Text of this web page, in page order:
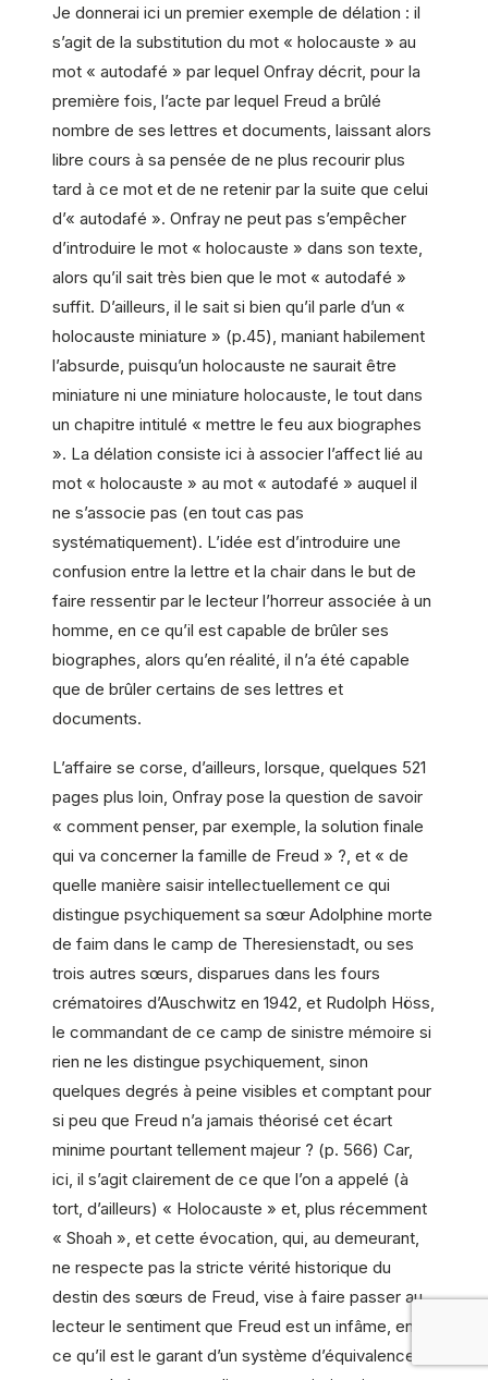
Je donnerai ici un premier exemple de délation : il
s’agit de la substitution du mot « holocauste » au
mot « autodafé » par lequel Onfray décrit, pour la
première fois, l’acte par lequel Freud a brûlé
nombre de ses lettres et documents, laissant alors
libre cours à sa pensée de ne plus recourir plus
tard à ce mot et de ne retenir par la suite que celui
d’« autodafé ». Onfray ne peut pas s’empêcher
d’introduire le mot « holocauste » dans son texte,
alors qu’il sait très bien que le mot « autodafé »
suffit. D’ailleurs, il le sait si bien qu’il parle d’un «
holocauste miniature » (p.45), maniant habilement
l’absurde, puisqu’un holocauste ne saurait être
miniature ni une miniature holocauste, le tout dans
un chapitre intitulé « mettre le feu aux biographes
». La délation consiste ici à associer l’affect lié au
mot « holocauste » au mot « autodafé » auquel il
ne s’associe pas (en tout cas pas
systématiquement). L’idée est d’introduire une
confusion entre la lettre et la chair dans le but de
faire ressentir par le lecteur l’horreur associée à un
homme, en ce qu’il est capable de brûler ses
biographes, alors qu’en réalité, il n’a été capable
que de brûler certains de ses lettres et
documents.
L’affaire se corse, d’ailleurs, lorsque, quelques 521
pages plus loin, Onfray pose la question de savoir
« comment penser, par exemple, la solution finale
qui va concerner la famille de Freud » ?, et « de
quelle manière saisir intellectuellement ce qui
distingue psychiquement sa sœur Adolphine morte
de faim dans le camp de Theresienstadt, ou ses
trois autres sœurs, disparues dans les fours
crématoires d’Auschwitz en 1942, et Rudolph Höss,
le commandant de ce camp de sinistre mémoire si
rien ne les distingue psychiquement, sinon
quelques degrés à peine visibles et comptant pour
si peu que Freud n’a jamais théorisé cet écart
minime pourtant tellement majeur ? (p. 566) Car,
ici, il s’agit clairement de ce que l’on a appelé (à
tort, d’ailleurs) « Holocauste » et, plus récemment
« Shoah », et cette évocation, qui, au demeurant,
ne respecte pas la stricte vérité historique du
destin des sœurs de Freud, vise à faire passer au
lecteur le sentiment que Freud est un infâme, en
ce qu’il est le garant d’un système d’équivalence